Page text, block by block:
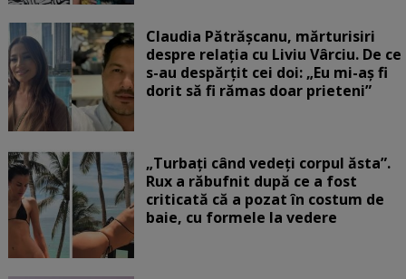
Claudia Pătrășcanu, mărturisiri
despre relația cu Liviu Vârciu. De ce
s-au despărțit cei doi: „Eu mi-aș fi
dorit să fi rămas doar prieteni”
„Turbați când vedeți corpul ăsta”.
Rux a răbufnit după ce a fost
criticată că a pozat în costum de
baie, cu formele la vedere